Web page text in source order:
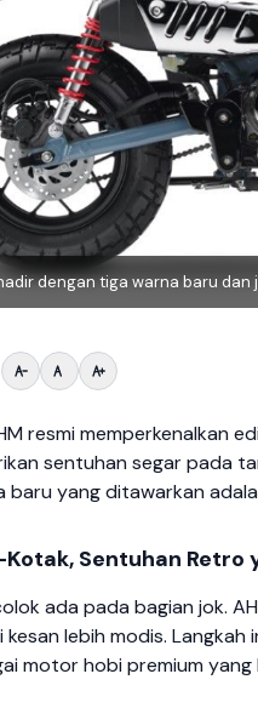
dengan tiga warna baru
resmi memperkenalkan
sentuhan segar pada
yang ditawarkan
Sentuhan Retro
ada pada bagian jok.
lebih modis.
motor hobi premium